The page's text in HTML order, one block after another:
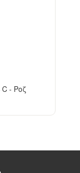
- Ροζ